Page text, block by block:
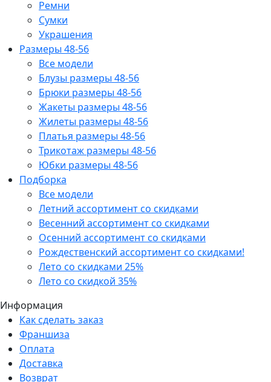
Ремни
Сумки
Украшения
Размеры 48-56
Все модели
Блузы размеры 48-56
Брюки размеры 48-56
Жакеты размеры 48-56
Жилеты размеры 48-56
Платья размеры 48-56
Трикотаж размеры 48-56
Юбки размеры 48-56
Подборка
Все модели
Летний ассортимент со скидками
Весенний ассортимент со скидками
Осенний ассортимент со скидками
Рождественский ассортимент со скидками!
Лето со скидками 25%
Лето со скидкой 35%
Информация
Как сделать заказ
Франшиза
Оплата
Доставка
Возврат